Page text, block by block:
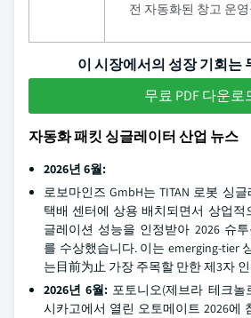
전 자동화된 창고 운
이 시장에서의 성장 기회는
무료 PDF 다운로
자동화 패킷 싱글레이터 산업 뉴스
2026년 6월:
로보마인즈 GmbH는 TITAN 로봇 싱
택배 센터에 상용 배치되면서 상업적
글레이션 성능을 인정받아 2026 슈
를 수상했습니다. 이는 emerging-tier
는目前为止 가장 주목할 만한 제3자
2026년 6월: 포토니오(제브라 테크놀
시카고에서 열린 오토메이트 2026에